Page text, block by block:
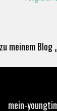
meinem Blog
mein-